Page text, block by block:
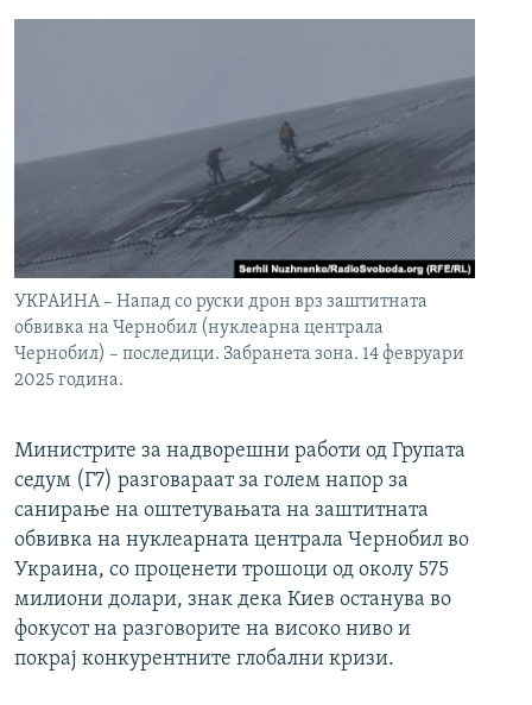
УКРАИНА – Напад со руски дрон врз заштитната
обвивка на Чернобил (нуклеарна централа
Чернобил) – последици. Забранета зона. 14 февруари
2025 година.
Министрите за надворешни работи од Групата
седум (Г7) разговараат за голем напор за
санирање на оштетувањата на заштитната
обвивка на нуклеарната централа Чернобил во
Украина, со проценети трошоци од околу 575
милиони долари, знак дека Киев останува во
фокусот на разговорите на високо ниво и
покрај конкурентните глобални кризи.